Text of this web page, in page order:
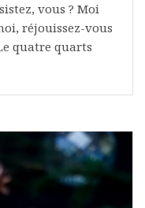
vous ? Moi
réjouissez-vous
quatre quarts